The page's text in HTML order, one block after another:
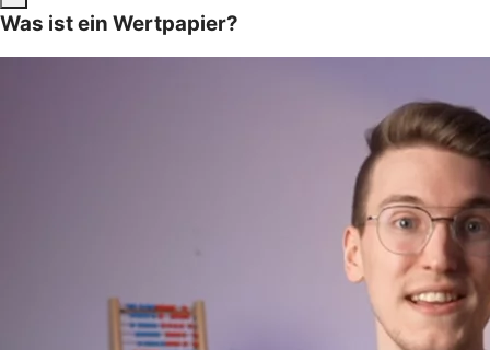
Was ist ein Wertpapier?